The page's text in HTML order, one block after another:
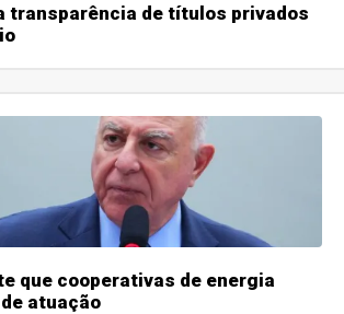
transparência de títulos privados
que cooperativas de energia
atuação